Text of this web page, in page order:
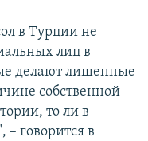
в Турции не
лиц в
делают лишенные
собственной
то ли в
– говорится в